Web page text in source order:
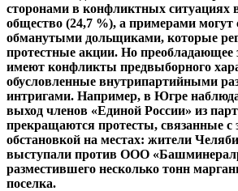
сторонами в конфликтных ситуациях
общество (24,7 %), а примерами могут
обманутыми дольщиками, которые
протестные акции. Но
имеют конфликты предвыборного
обусловленные внутрипартийными
интригами. Например, в Югре
выход членов «Единой России» из
прекращаются протесты, связанные с
обстановкой на местах: жители
выступали против ООО
разместившего несколько тонн
поселка.